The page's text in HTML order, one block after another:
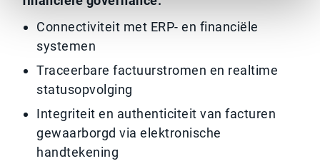
Connectiviteit met ERP- en financiële
systemen
Traceerbare factuurstromen en realtime
statusopvolging
Integriteit en authenticiteit van facturen
gewaarborgd via elektronische
handtekening